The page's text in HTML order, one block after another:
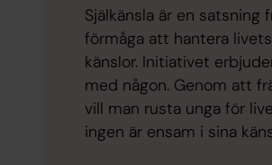
Själkänsla är en
förmåga att hantera
känslor. Initiativet
med någon. Genom att
vill man rusta unga för
ingen är ensam i sina